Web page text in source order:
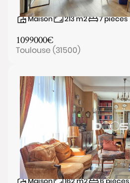
Maison 213m2 7pièces
1099000€
Toulouse (31500)
Maison 162m2 6pièces